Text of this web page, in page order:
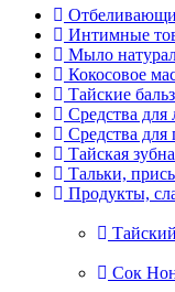
Интимные
Мыло
Кокосовое
Тайские
Средства
Средства для
Тайская
Тальки,
Продукты,
Сок